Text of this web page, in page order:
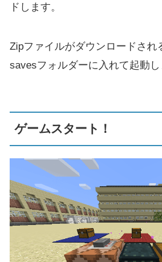
ドします。
Zipファイルがダウンロードされ
savesフォルダーに入れて起動し
ゲームスタート！